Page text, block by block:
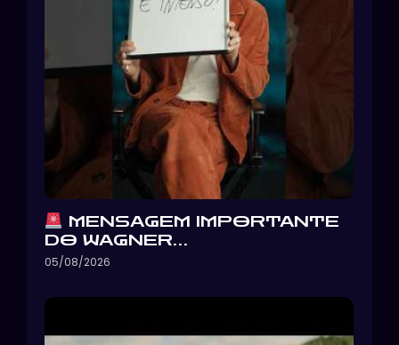
MENSAGEM IMPORTANTE
DO WAGNER…
05/08/2026